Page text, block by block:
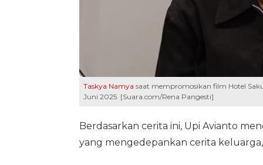
Taskya Namya saat mempromosikan film Hotel
Juni 2025. [Suara.com/Rena Pangesti]
Berdasarkan cerita ini, Upi Avianto
yang mengedepankan cerita